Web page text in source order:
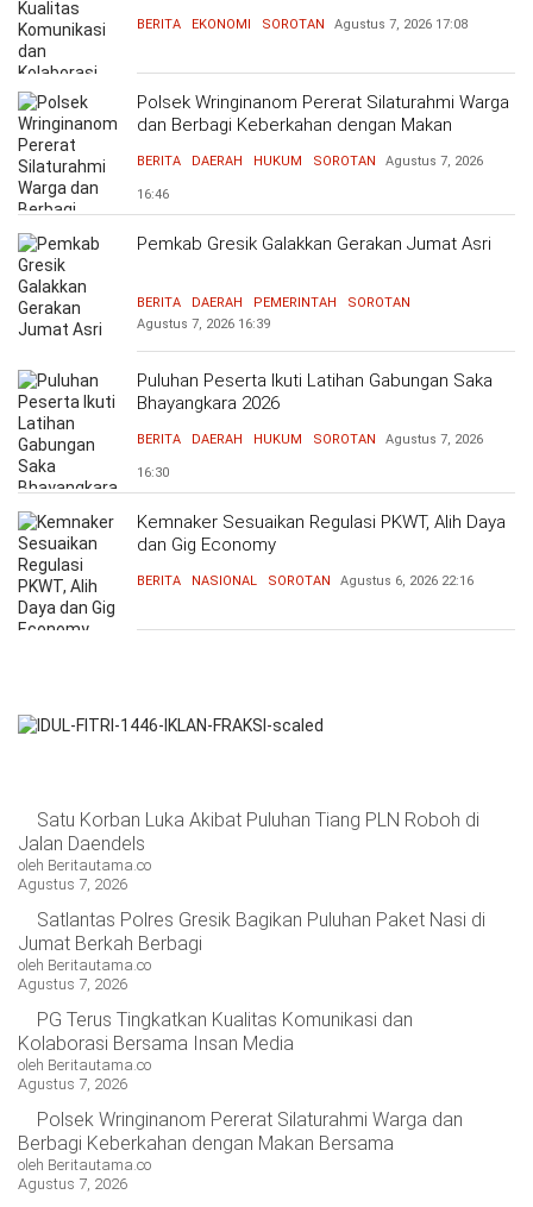
BERITA EKONOMI SOROTAN Agustus 7, 2026 17:08
Polsek Wringinanom Pererat Silaturahmi Warga
dan Berbagi Keberkahan dengan Makan
BERITA DAERAH HUKUM SOROTAN Agustus 7, 2026
16:46
Pemkab Gresik Galakkan Gerakan Jumat Asri
BERITA DAERAH PEMERINTAH
SOROTAN
Agustus 7, 2026 16:39
Puluhan Peserta Ikuti Latihan Gabungan Saka
Bhayangkara 2026
BERITA DAERAH HUKUM SOROTAN Agustus 7, 2026
16:30
Kemnaker Sesuaikan Regulasi PKWT, Alih Daya
dan Gig Economy
BERITA NASIONAL SOROTAN Agustus 6, 2026 22:16
Satu Korban Luka Akibat Puluhan Tiang PLN Roboh di
Jalan Daendels
oleh Beritautama.co
Agustus 7, 2026
Satlantas Polres Gresik Bagikan Puluhan Paket Nasi di
Jumat Berkah Berbagi
oleh Beritautama.co
Agustus 7, 2026
PG Terus Tingkatkan Kualitas Komunikasi dan
Kolaborasi Bersama Insan Media
oleh Beritautama.co
Agustus 7, 2026
Polsek Wringinanom Pererat Silaturahmi Warga dan
Berbagi Keberkahan dengan Makan Bersama
oleh Beritautama.co
Agustus 7, 2026